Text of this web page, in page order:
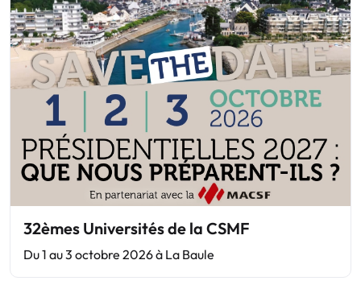
32èmes Universités de la CSMF
Du 1 au 3 octobre 2026 à La Baule